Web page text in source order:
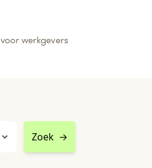
voor werkgevers
Zoek →